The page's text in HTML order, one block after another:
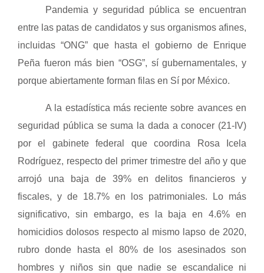
Pandemia y seguridad pública se encuentran
entre las patas de candidatos y sus organismos afines,
incluidas “ONG” que hasta el gobierno de Enrique
Peña fueron más bien “OSG”, sí gubernamentales, y
porque abiertamente forman filas en Sí por México.
A la estadística más reciente sobre avances en
seguridad pública se suma la dada a conocer (21-IV)
por el gabinete federal que coordina Rosa Icela
Rodríguez, respecto del primer trimestre del año y que
arrojó una baja de 39% en delitos financieros y
fiscales, y de 18.7% en los patrimoniales. Lo más
significativo, sin embargo, es la baja en 4.6% en
homicidios dolosos respecto al mismo lapso de 2020,
rubro donde hasta el 80% de los asesinados son
hombres y niños sin que nadie se escandalice ni